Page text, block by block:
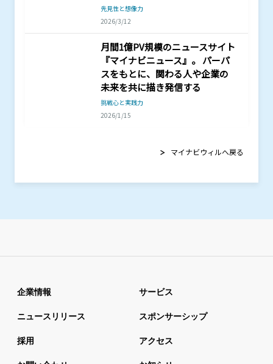
先見性と想像力
2026/3/12
月間1億PV規模のニュースサイト
『マイナビニュース』。 パーパ
スをもとに、関わる人や企業の
未来を共に描き発信する
挑戦心と実践力
2026/1/15
マイナビウィルへ戻る
企業情報 サービス
ニュースリリース スポンサーシップ
採用 アクセス